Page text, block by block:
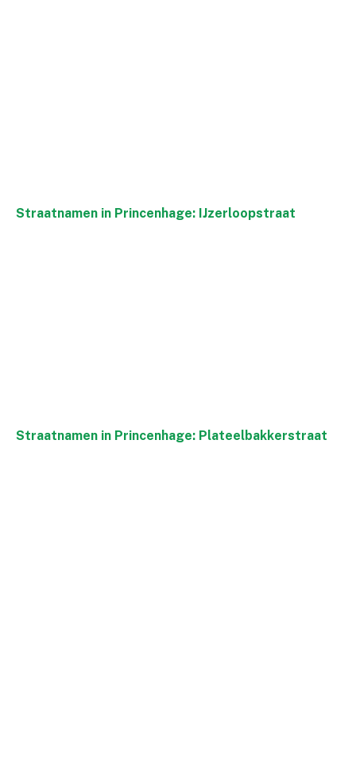
Straatnamen in Princenhage: IJzerloopstraat
Straatnamen in Princenhage: Plateelbakkerstraat